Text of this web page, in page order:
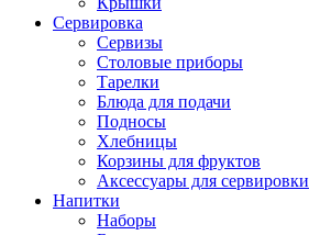
Сервировка
Сервизы
Столовые приборы
Тарелки
Блюда для подачи
Подносы
Хлебницы
Корзины для фруктов
Аксессуары для сервировки
Напитки
Наборы